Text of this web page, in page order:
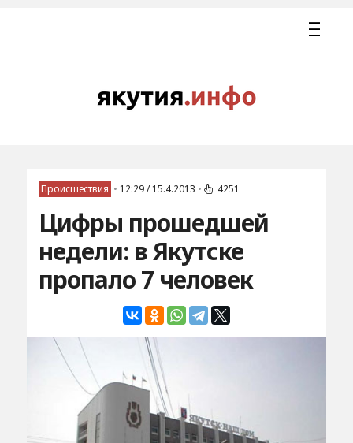
Происшествия • 12:29 / 15.4.2013 • 4251
Цифры прошедшей
недели: в Якутске
пропало 7 человек